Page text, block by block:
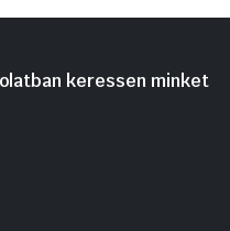
keressen minket